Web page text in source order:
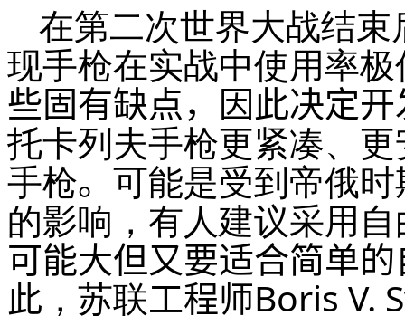
在第二次世界大战结
现手枪在实战中使用率极
些固有缺点，因此决定
托卡列夫手枪更紧凑、
手枪。 可能是受到帝俄
的影响，有人建议采用
可能大但又要适合简单
此 ，苏联工程师Boris V.